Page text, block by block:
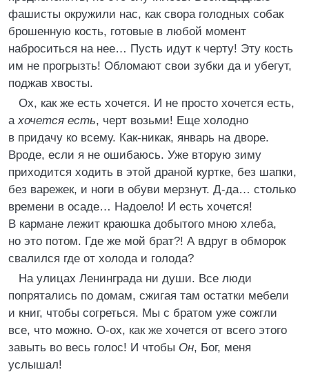
фашисты окружили нас, как свора голодных собак
брошенную кость, готовые в любой момент
наброситься на нее… Пусть идут к черту! Эту кость
им не прогрызть! Обломают свои зубки да и убегут,
поджав хвосты.
Ох, как же есть хочется. И не просто хочется есть,
ахочется есть, черт возьми! Еще холодно
в придачу ко всему. Как-никак, январь на дворе.
Вроде, если я не ошибаюсь. Уже вторую зиму
приходится ходить в этой драной куртке, без шапки,
без варежек, и ноги в обуви мерзнут. Д-да… столько
времени в осаде… Надоело! И есть хочется!
В кармане лежит краюшка добытого мною хлеба,
но это потом. Где же мой брат?! А вдруг в обморок
свалился где от холода и голода?
На улицах Ленинграда ни души. Все люди
попрятались по домам, сжигая там остатки мебели
и книг, чтобы согреться. Мы с братом уже сожгли
все, что можно. О-ох, как же хочется от всего этого
завыть во весь голос! И чтобы Он, Бог, меня
услышал!